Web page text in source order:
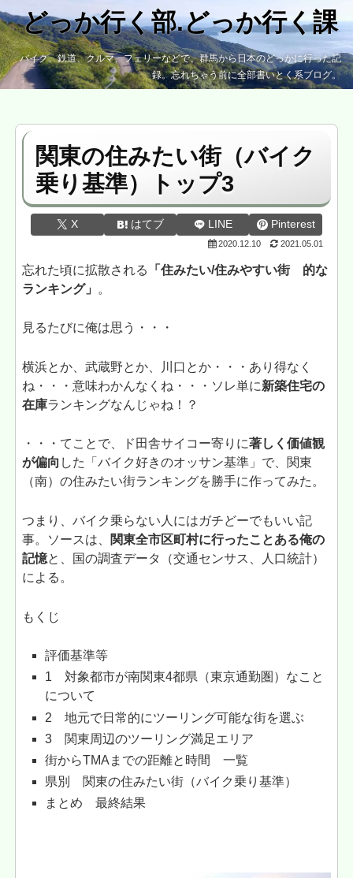
どっか行く部.どっか行く課
バイク、鉄道、クルマ、フェリーなどで、群馬から日本のどっかに行った記
録。忘れちゃう前に全部書いとく系ブログ。
関東の住みたい街（バイク
乗り基準）トップ3
X はてブ LINE Pinterest
2020.12.10 2021.05.01
忘れた頃に拡散される
「住みたい/住みやすい街 的な
ランキング」
。
見るたびに俺は思う・・・
横浜とか、武蔵野とか、川口とか・・・あり得なく
ね・・・意味わかんなくね・・・ソレ単に新築住宅の
在庫ランキングなんじゃね！？
・・・てことで、ド田舎サイコー寄りに著しく価値観
が偏向 した「バイク好きのオッサン基準」で、関東
（南）の住みたい街ランキングを勝手に作ってみた。
つまり、バイク乗らない人にはガチどーでもいい記
事。ソースは、
関東全市区町村に行ったことある俺の
記憶と、国の調査データ（交通センサス、人口統計）
による。
もくじ
評価基準等
1 対象都市が南関東4都県（東京通勤圏）なこと
について
2 地元で日常的にツーリング可能な街を選ぶ
3 関東周辺のツーリング満足エリア
街からTMAまでの距離と時間 一覧
県別 関東の住みたい街（バイク乗り基準）
まとめ 最終結果